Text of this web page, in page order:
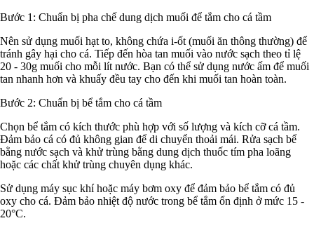
Bước 1: Chuẩn bị pha chế dung dịch muối để tắm cho cá tầm
Nên sử dụng muối hạt to, không chứa i-ốt (muối ăn thông thường) để
tránh gây hại cho cá. Tiếp đến hòa tan muối vào nước sạch theo tỉ lệ
20 - 30g muối cho mỗi lít nước. Bạn có thể sử dụng nước ấm để muối
tan nhanh hơn và khuấy đều tay cho đến khi muối tan hoàn toàn.
Bước 2: Chuẩn bị bể tắm cho cá tầm
Chọn bể tắm có kích thước phù hợp với số lượng và kích cỡ cá tầm.
Đảm bảo cá có đủ không gian để di chuyển thoải mái. Rửa sạch bể
bằng nước sạch và khử trùng bằng dung dịch thuốc tím pha loãng
hoặc các chất khử trùng chuyên dụng khác.
Sử dụng máy sục khí hoặc máy bơm oxy để đảm bảo bể tắm có đủ
oxy cho cá. Đảm bảo nhiệt độ nước trong bể tắm ổn định ở mức 15 -
20°C.